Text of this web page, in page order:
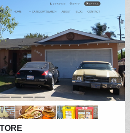
グルメ部門第一位」を獲得しました！
たい方は釜揚げトリュフうどんを！